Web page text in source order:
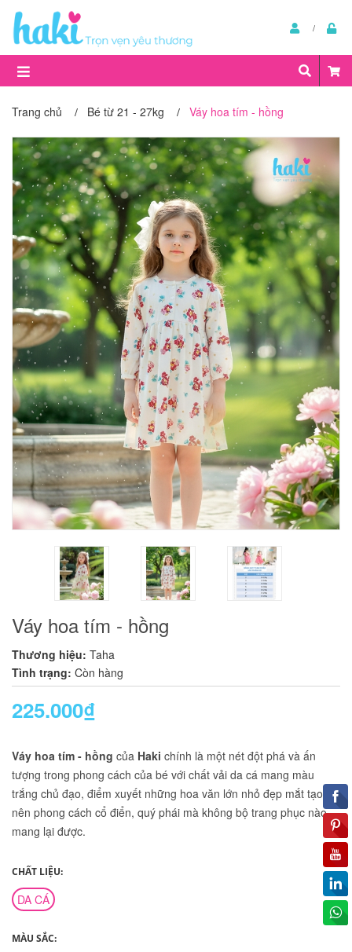
Trang chủ / Bé từ 21 - 27kg / Váy hoa tím - hồng
Váy hoa tím - hồng
Thương hiệu: Taha
Tình trạng: Còn hàng
225.000₫
Váy hoa tím - hồng của Haki chính là một nét đột phá và ấn
tượng trong phong cách của bé với chất vải da cá mang màu
trắng chủ đạo, điểm xuyết những hoa văn lớn nhỏ đẹp mắt tạo
nên phong cách cổ điển, quý phái mà không bộ trang phục nào
mang lại được.
CHẤT LIỆU:
DA CÁ
MÀU SẮC: